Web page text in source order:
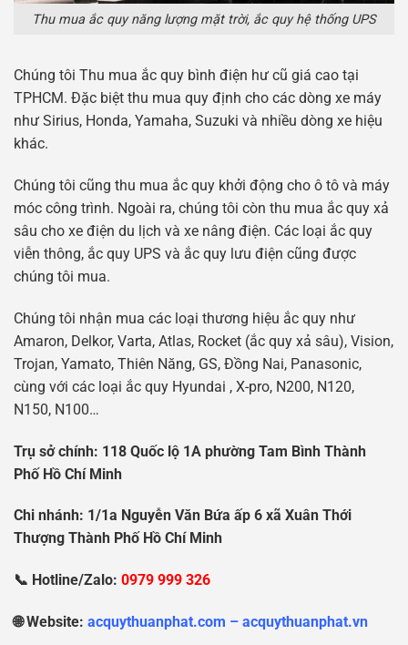
Thu mua ắc quy năng lượng mặt trời, ắc quy hệ thống UPS
Chúng tôi Thu mua ắc quy bình điện hư cũ giá cao tại
TPHCM. Đặc biệt thu mua quy định cho các dòng xe máy
như Sirius, Honda, Yamaha, Suzuki và nhiều dòng xe hiệu
khác.
Chúng tôi cũng thu mua ắc quy khởi động cho ô tô và máy
móc công trình. Ngoài ra, chúng tôi còn thu mua ắc quy xả
sâu cho xe điện du lịch và xe nâng điện. Các loại ắc quy
viễn thông, ắc quy UPS và ắc quy lưu điện cũng được
chúng tôi mua.
Chúng tôi nhận mua các loại thương hiệu ắc quy như
Amaron, Delkor, Varta, Atlas, Rocket (ắc quy xả sâu), Vision,
Trojan, Yamato, Thiên Năng, GS, Đồng Nai, Panasonic,
cùng với các loại ắc quy Hyundai , X-pro, N200, N120,
N150, N100…
Trụ sởchính: 118 Quốc lộ 1A phường Tam Bình Thành
PhốHồ Chí Minh
Chi nhánh: 1/1a Nguyễn Văn Bứa ấp 6 xã Xuân Thới
Thượng Thành Phố Hồ Chí Minh
📞 Hotline/Zalo: 0979 999 326
🌐 Website: acquythuanphat.com – acquythuanphat.vn